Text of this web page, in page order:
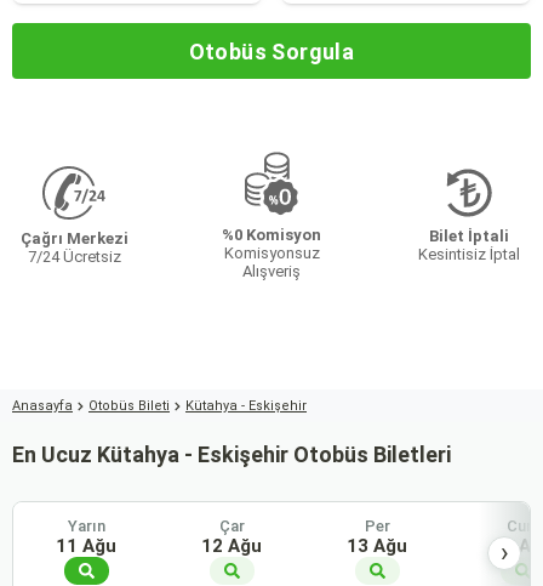
Otobüs Sorgula
Çağrı Merkezi
7/24 Ücretsiz
%0 Komisyon
Komisyonsuz
Alışveriş
Bilet İptali
Kesintisiz İptal
Anasayfa Otobüs Bileti Kütahya - Eskişehir
En Ucuz Kütahya - Eskişehir Otobüs Biletleri
Yarın
11 Ağu
Çar
12 Ağu
Per
13 Ağu
Cum
14
›